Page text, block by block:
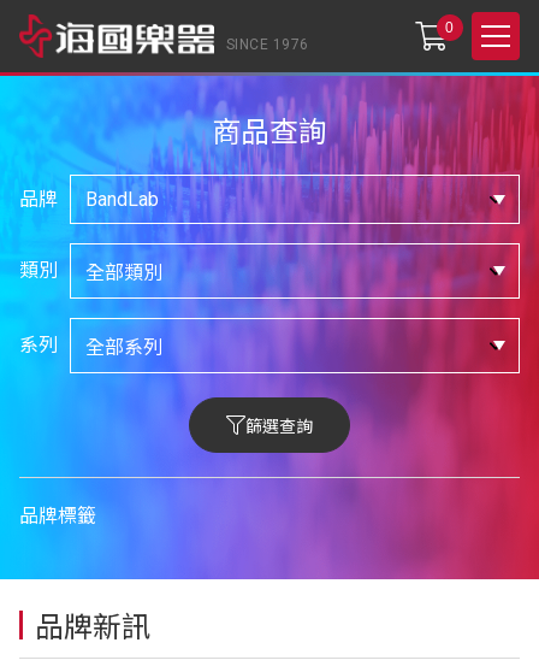
SINCE 1976
0
商品查詢
品牌
類別
系列
篩選查詢
品牌標籤
品牌新訊